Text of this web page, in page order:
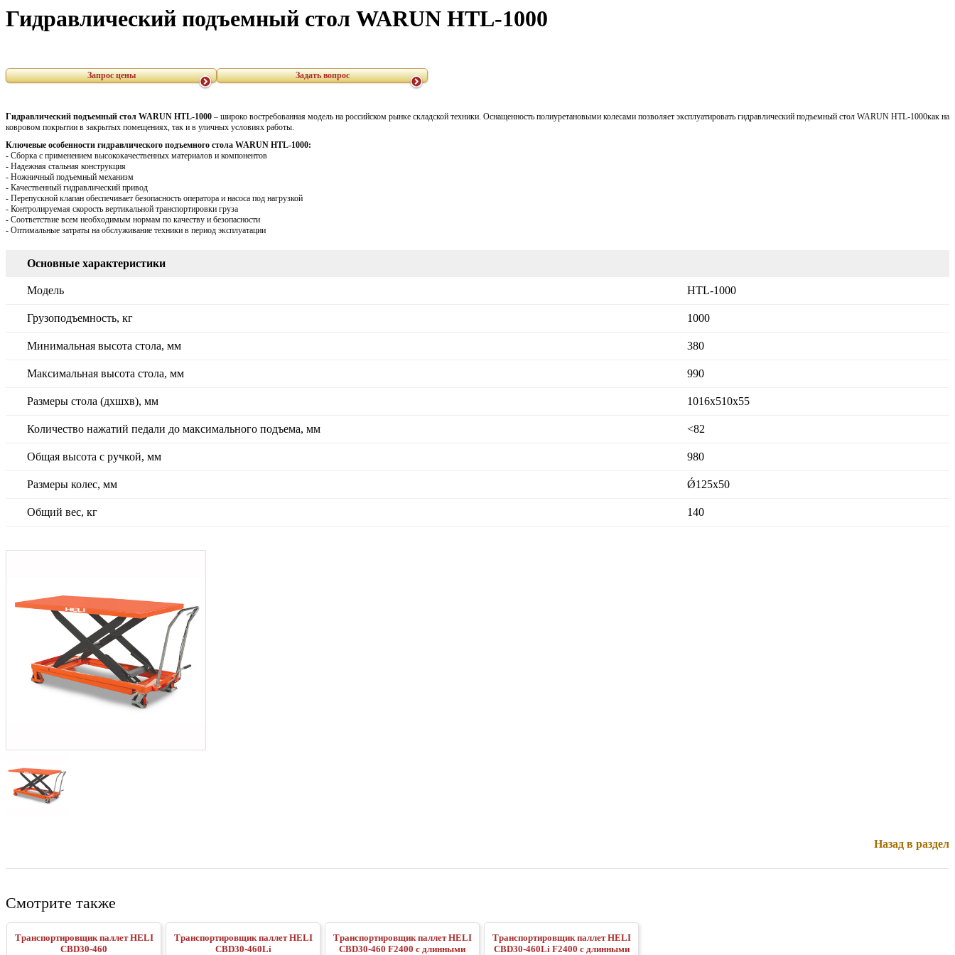
Гидравлический подъемный стол WARUN HTL-1000
Запрос цены Задать вопрос
Гидравлический подъемный стол WARUN HTL-1000 – широко востребованная модель на российском рынке складской техники. Оснащенность полиуретановыми колесами позволяет эксплуатировать гидравлический подъемный стол WARUN HTL-1000как на
ковровом покрытии в закрытых помещениях, так и в уличных условиях работы.
Ключевые особенности гидравлического подъемного стола WARUN HTL-1000:
- Сборка с применением высококачественных материалов и компонентов
- Надежная стальная конструкция
- Ножничный подъемный механизм
- Качественный гидравлический привод
- Перепускной клапан обеспечивает безопасность оператора и насоса под нагрузкой
- Контролируемая скорость вертикальной транспортировки груза
- Соответствие всем необходимым нормам по качеству и безопасности
- Оптимальные затраты на обслуживание техники в период эксплуатации
Основные характеристики
Модель HTL-1000
Грузоподъемность, кг 1000
Минимальная высота стола, мм 380
Максимальная высота стола, мм 990
Размеры стола (дхшхв), мм 1016х510х55
Количество нажатий педали до максимального подъема, мм <82
Общая высота с ручкой, мм 980
Размеры колес, мм Ǿ125х50
Общий вес, кг 140
Назад в раздел
Смотрите также
Транспортировщик паллет HELI
CBD30-460
Транспортировщик паллет HELI
CBD30-460Li
Транспортировщик паллет HELI
CBD30-460 F2400 с длинными
Транспортировщик паллет HELI
CBD30-460Li F2400 с длинными